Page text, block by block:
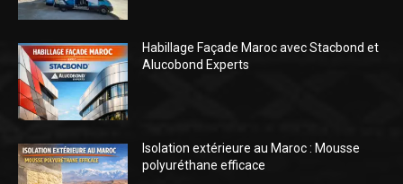
Habillage Façade Maroc avec Stacbond et
Alucobond Experts
Isolation extérieure au Maroc : Mousse
polyuréthane efficace